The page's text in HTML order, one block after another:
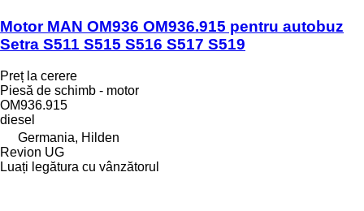
Motor MAN OM936 OM936.915 pentru autobuz
Setra S511 S515 S516 S517 S519
Preț la cerere
Piesă de schimb - motor
OM936.915
diesel
Germania, Hilden
Revion UG
Luați legătura cu vânzătorul